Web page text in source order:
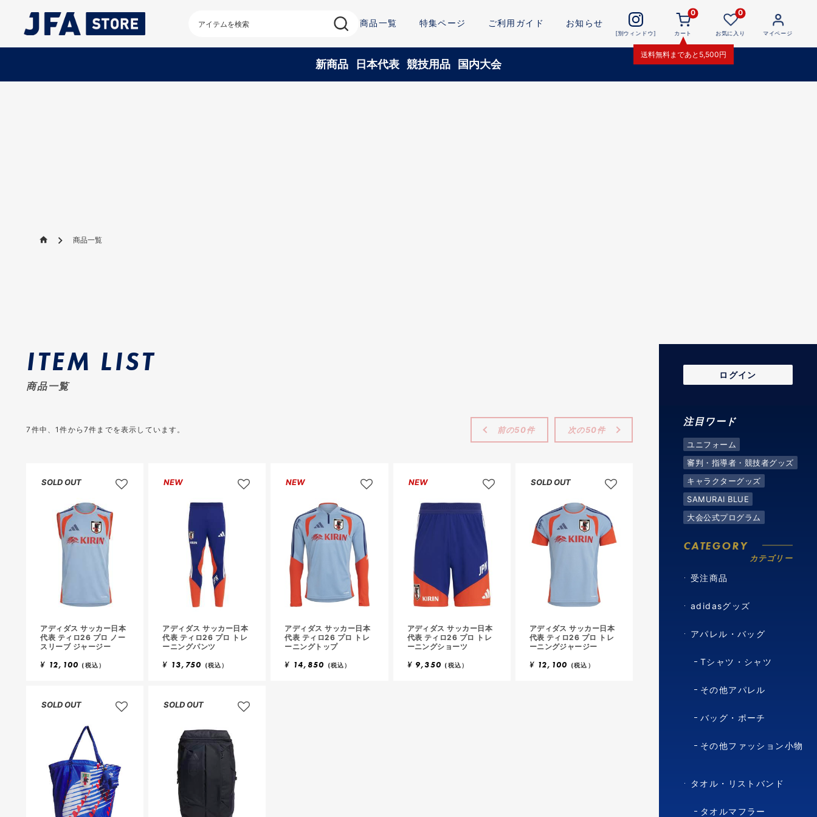
商品一覧 特集ページ ご利用ガイド お知らせ
[別ウィンドウ]
0
カート
送料無料まであと 5,500円
0
お気に入り マイページ
新商品 日本代表 競技用品 国内大会
商品一覧
ITEM LIST
商品一覧
7 件中、1件から 7件までを表示しています。 前の50件 次の50件
SOLD OUT
アディダス サッカー日本
代表 ティロ26 プロ ノー
スリーブ ジャージー
¥ 12,100 (税込）
NEW
アディダス サッカー日本
代表 ティロ26 プロ トレ
ーニングパンツ
¥ 13,750 (税込）
NEW
アディダス サッカー日本
代表 ティロ26 プロ トレ
ーニングトップ
¥ 14,850 (税込）
NEW
アディダス サッカー日本
代表 ティロ26 プロ トレ
ーニングショーツ
¥ 9,350 (税込）
SOLD OUT
アディダス サッカー日本
代表 ティロ26 プロ トレ
ーニングジャージー
¥ 12,100 (税込）
SOLD OUT SOLD OUT
ログイン
注目ワード
ユニフォーム
審判・指導者・競技者グッズ
キャラクターグッズ
SAMURAI BLUE
大会公式プログラム
CATEGORY
カテゴリー
受注商品
adidasグッズ
アパレル・バッグ
Tシャツ・シャツ
その他アパレル
バッグ・ポーチ
その他ファッション小物
タオル・リストバンド
タオルマフラー